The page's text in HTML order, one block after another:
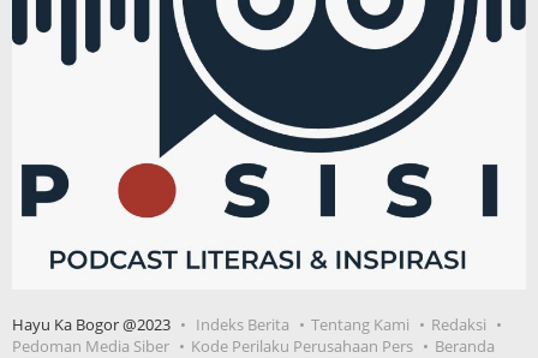
Hayu Ka Bogor @2023 Indeks Berita Tentang Kami
Redaksi
Pedoman Media Siber
Kode Perilaku Perusahaan Pers Beranda